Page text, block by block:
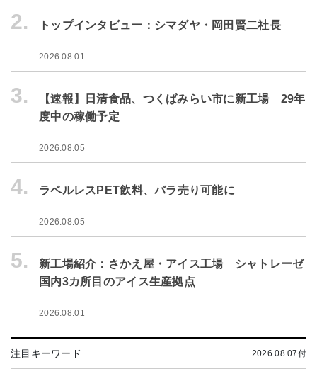
2. トップインタビュー：シマダヤ・岡田賢二社長
2026.08.01
3.
【速報】日清食品、つくばみらい市に新工場 29年
度中の稼働予定
2026.08.05
4. ラベルレスPET飲料、バラ売り可能に
2026.08.05
5.
新工場紹介：さかえ屋・アイス工場 シャトレーゼ
国内3カ所目のアイス生産拠点
2026.08.01
注目キーワード 2026.08.07付